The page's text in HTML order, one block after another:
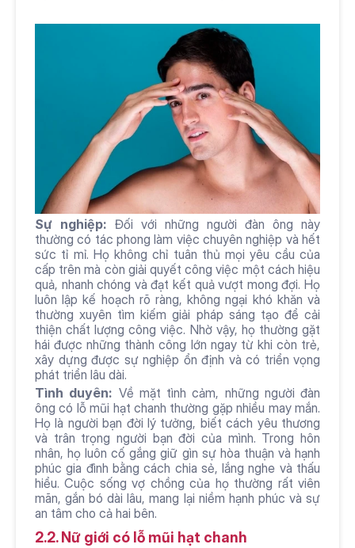
Sự nghiệp: Đối với những người đàn ông này
thường có tác phong làm việc chuyên nghiệp và hết
sức tỉ mỉ. Họ không chỉ tuân thủ mọi yêu cầu của
cấp trên mà còn giải quyết công việc một cách hiệu
quả, nhanh chóng và đạt kết quả vượt mong đợi. Họ
luôn lập kế hoạch rõ ràng, không ngại khó khăn và
thường xuyên tìm kiếm giải pháp sáng tạo để cải
thiện chất lượng công việc. Nhờ vậy, họ thường gặt
hái được những thành công lớn ngay từ khi còn trẻ,
xây dựng được sự nghiệp ổn định và có triển vọng
phát triển lâu dài.
Tình duyên: Về mặt tình cảm, những người đàn
ông có lỗ mũi hạt chanh thường gặp nhiều may mắn.
Họ là người bạn đời lý tưởng, biết cách yêu thương
và trân trọng người bạn đời của mình. Trong hôn
nhân, họ luôn cố gắng giữ gìn sự hòa thuận và hạnh
phúc gia đình bằng cách chia sẻ, lắng nghe và thấu
hiểu. Cuộc sống vợ chồng của họ thường rất viên
mãn, gắn bó dài lâu, mang lại niềm hạnh phúc và sự
an tâm cho cả hai bên.
2.2. Nữ giới có lỗ mũi hạt chanh